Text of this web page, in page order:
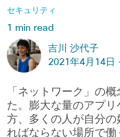
セキュリティ
1 min read
吉川 沙代子
2021年4月14日
「ネットワーク」の
た。膨大な量のアプ
方、多くの人が自分
ればならない場所で